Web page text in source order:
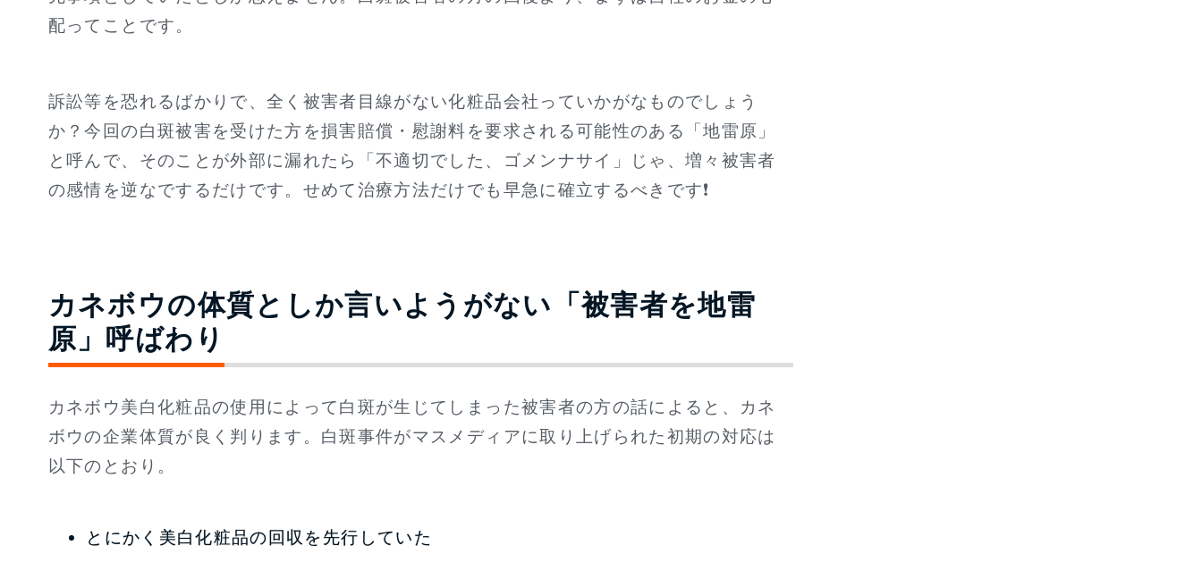
配ってことです。
訴訟等を恐れるばかりで、全く被害者目線がない化粧品会社っていかがなものでしょう
か？今回の白斑被害を受けた方を損害賠償・慰謝料を要求される可能性のある「地雷原」
と呼んで、そのことが外部に漏れたら「不適切でした、ゴメンナサイ」じゃ、増々被害者
の感情を逆なでするだけです。せめて治療方法だけでも早急に確立するべきです❗
カネボウの体質としか言いようがない「被害者を地雷
原」呼ばわり
カネボウ美白化粧品の使用によって白斑が生じてしまった被害者の方の話によると、カネ
ボウの企業体質が良く判ります。白斑事件がマスメディアに取り上げられた初期の対応は
以下のとおり。
とにかく美白化粧品の回収を先行していた